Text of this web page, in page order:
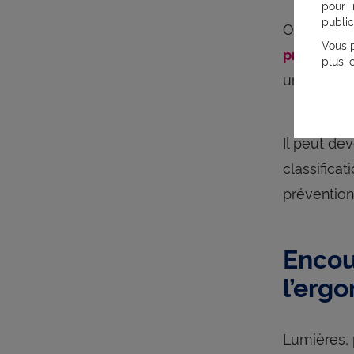
unité, et
Il peut
pour
Vous
plus,